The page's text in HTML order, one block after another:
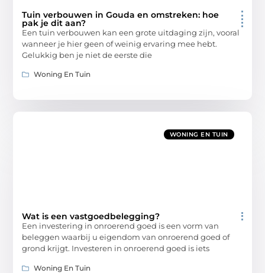
Tuin verbouwen in Gouda en omstreken: hoe
pak je dit aan?
Een tuin verbouwen kan een grote uitdaging zijn, vooral
wanneer je hier geen of weinig ervaring mee hebt.
Gelukkig ben je niet de eerste die
Woning En Tuin
WONING EN TUIN
Wat is een vastgoedbelegging?
Een investering in onroerend goed is een vorm van
beleggen waarbij u eigendom van onroerend goed of
grond krijgt. Investeren in onroerend goed is iets
Woning En Tuin